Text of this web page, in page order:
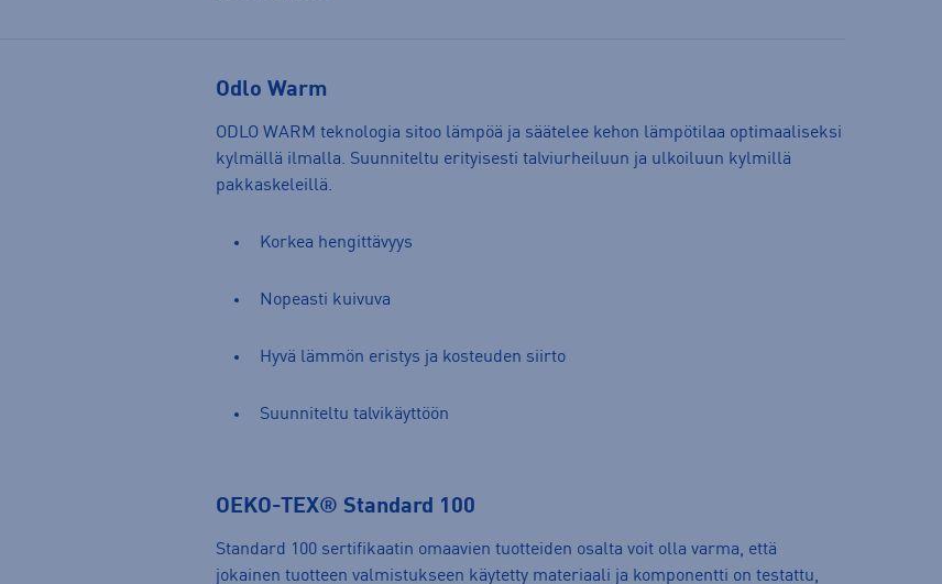
Odlo Warm
ODLO WARM teknologia sitoo lämpöä ja säätelee kehon lämpötilaa optimaaliseksi
kylmällä ilmalla. Suunniteltu erityisesti talviurheiluun ja ulkoiluun kylmillä
pakkaskeleillä.
Korkea hengittävyys
Nopeasti kuivuva
Hyvä lämmön eristys ja kosteuden siirto
Suunniteltu talvikäyttöön
OEKO-TEX® Standard 100
Standard 100 sertifikaatin omaavien tuotteiden osalta voit olla varma, että
jokainen tuotteen valmistukseen käytetty materiaali ja komponentti on testattu,